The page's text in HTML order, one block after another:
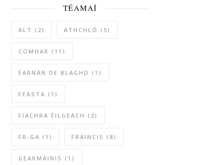
TÉAMAÍ
ALT (2) ATHCHLÓ (5)
COMHAR (11)
EARNÁN DE BLAGHD (1)
FEASTA (1)
FIACHRA ÉILGEACH (2)
FR-GA (1) FRAINCIS (8)
GEARMÁINIS (1)